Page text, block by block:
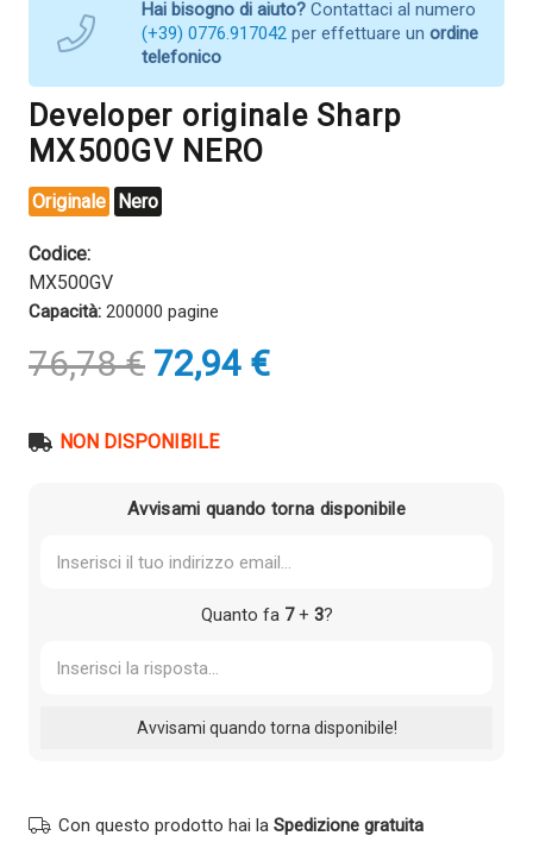
Hai bisogno di aiuto? Contattaci al numero
(+39) 0776.917042 per effettuare un ordine
telefonico
Developer originale Sharp
MX500GV NERO
Originale Nero
Codice:
MX500GV
Capacità: 200000 pagine
76,78€ Il
prezzo
era:
72,94 €Il
prezzo
NON DISPONIBILE
Avvisami quando torna disponibile
Quanto fa 7+ 3?
Con questo prodotto hai la Spedizione gratuita